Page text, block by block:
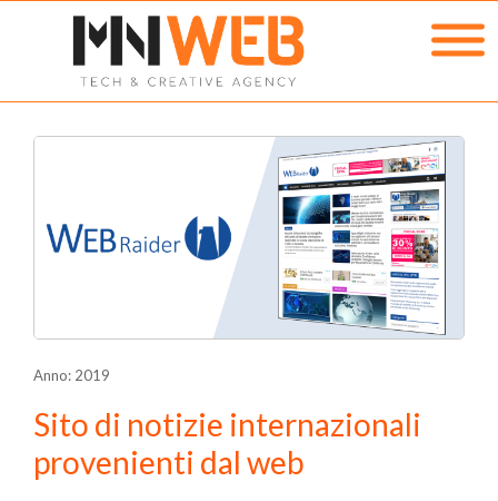
Anno: 2019
Sito di notizie internazionali
provenienti dal web